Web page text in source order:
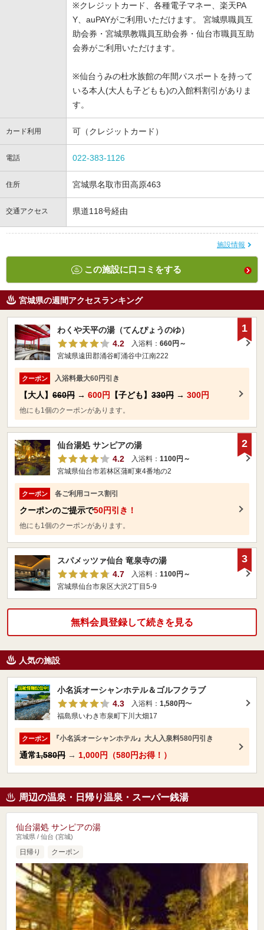
※クレジットカード、各種電子マネー、楽天PA
Y、auPAYがご利用いただけます。 宮城県職員互
助会券・宮城県教職員互助会券・仙台市職員互助
会券がご利用いただけます。
※仙台うみの杜水族館の年間パスポートを持って
いる本人(大人も子どもも)の入館料割引がありま
す。
カード利用 可（クレジットカード）
電話 022-383-1126
住所 宮城県名取市田高原463
交通アクセス 県道118号経由
施設情報
この施設に口コミをする
宮城県の週間アクセスランキング
わくや天平の湯（てんぴょうのゆ）
4.2
入浴料： 660円～
宮城県遠田郡涌谷町涌谷中江南222
クーポン 入浴料最大60円引き
【大人】 660円 → 600円 【子ども】 330円 → 300円
他にも1個のクーポンがあります。
1
仙台湯処 サンピアの湯
4.2
入浴料： 1100円～
宮城県仙台市若林区蒲町東4番地の2
クーポン 各ご利用コース割引
クーポンのご提示で50円引き！
他にも1個のクーポンがあります。
2
スパメッツァ仙台 竜泉寺の湯
4.7
入浴料： 1100円～
宮城県仙台市泉区大沢2丁目5-9
3
無料会員登録して続きを見る
人気の施設
小名浜オーシャンホテル＆ゴルフクラブ
4.3
入浴料： 1,580円〜
福島県いわき市泉町下川大畑17
クーポン 『小名浜オーシャンホテル』大人入泉料580円引き
通常1,580円 → 1,000円（580円お得！）
周辺の温泉・日帰り温泉・スーパー銭湯
仙台湯処 サンピアの湯
宮城県 / 仙台 (宮城)
日帰り クーポン